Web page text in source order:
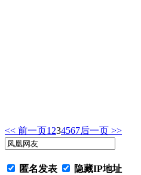
<< 前一页1 234567后一页 >>
匿名发表 隐藏IP地址